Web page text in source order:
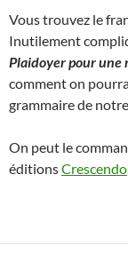
Vous trouvez le
Inutilement
Plaidoyer pour une
comment on
grammaire de
On peut le
éditionsCrescendo